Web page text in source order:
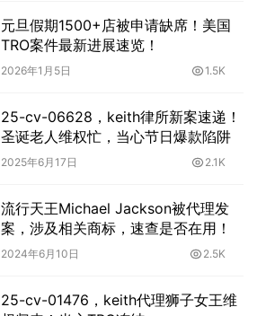
元旦假期1500+店被申请缺席！美国
TRO案件最新进展速览！
2026年1月5日 1.5K
25-cv-06628，keith律所新案速递！
圣诞老人维权忙，当心节日爆款陷阱
2025年6月17日 2.1K
流行天王Michael Jackson被代理发
案，涉及相关商标，速查是否在用！
2024年6月10日 2.5K
25-cv-01476，keith代理狮子女王维